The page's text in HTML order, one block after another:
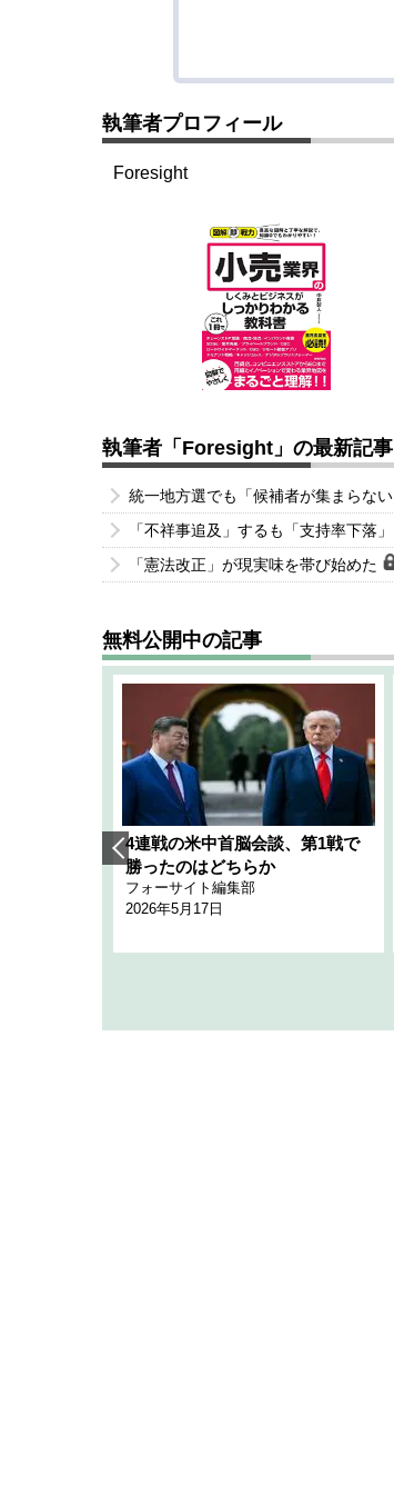
執筆者プロフィール
Foresight
執筆者「Foresight」の最新記事
統一地方選でも「候補者が集まらな
「不祥事追及」するも「支持率下落
「憲法改正」が現実味を帯び始めた
無料公開中の記事
4連戦の米中首脳会談、第1戦で
勝ったのはどちらか
フォーサイト編集部
2026年5月17日